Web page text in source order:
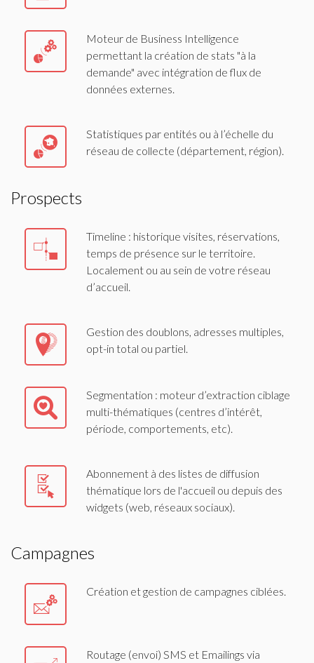
Moteur de Business Intelligence
permettant la création de stats "à la
demande" avec intégration de flux de
données externes.
Statistiques par entités ou à l’échelle du
réseau de collecte (département, région).
Prospects
Timeline : historique visites, réservations,
temps de présence sur le territoire.
Localement ou au sein de votre réseau
d’accueil.
Gestion des doublons, adresses multiples,
opt-in total ou partiel.
Segmentation : moteur d’extraction ciblage
multi-thématiques (centres d’intérêt,
période, comportements, etc).
Abonnement à des listes de diffusion
thématique lors de l'accueil ou depuis des
widgets (web, réseaux sociaux).
Campagnes
Création et gestion de campagnes ciblées.
Routage (envoi) SMS et Emailings via